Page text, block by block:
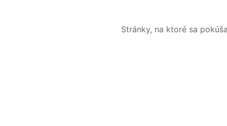
Stránky, na ktoré sa